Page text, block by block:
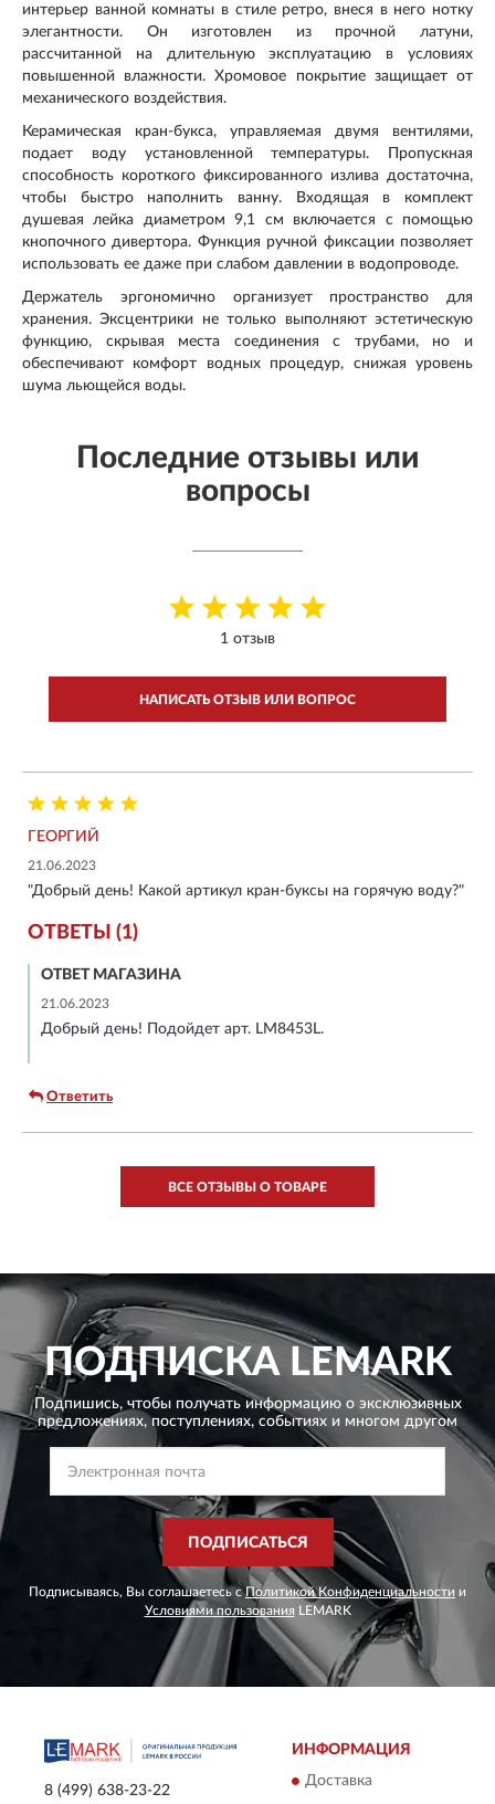
интерьер ванной комнаты в стиле ретро, внеся в него нотку
элегантности. Он изготовлен из прочной латуни,
рассчитанной на длительную эксплуатацию в условиях
повышенной влажности. Хромовое покрытие защищает от
механического воздействия.
Керамическая кран-букса, управляемая двумя вентилями,
подает воду установленной температуры. Пропускная
способность короткого фиксированного излива достаточна,
чтобы быстро наполнить ванну. Входящая в комплект
душевая лейка диаметром 9,1 см включается с помощью
кнопочного дивертора. Функция ручной фиксации позволяет
использовать ее даже при слабом давлении в водопроводе.
Держатель эргономично организует пространство для
хранения. Эксцентрики не только выполняют эстетическую
функцию, скрывая места соединения с трубами, но и
обеспечивают комфорт водных процедур, снижая уровень
шума льющейся воды.
Последние отзывы или
вопросы
1 отзыв
НАПИСАТЬ ОТЗЫВ ИЛИ ВОПРОС
ГЕОРГИЙ
21.06.2023
"Добрый день! Какой артикул кран-буксы на горячую воду?"
ОТВЕТЫ (1)
ОТВЕТ МАГАЗИНА
21.06.2023
Добрый день! Подойдет арт. LM8453L.
Ответить
ВСЕ ОТЗЫВЫ О ТОВАРЕ
ПОДПИСКАLEMARK
Подпишись, чтобы получать информацию о эксклюзивных
предложениях, поступлениях, событиях и многом другом
ПОДПИСАТЬСЯ
Подписываясь, Вы соглашаетесь сПолитикой Конфиденциальности и
Условиями пользования LEMARK
8 (499) 638-23-22
ИНФОРМАЦИЯ
Доставка